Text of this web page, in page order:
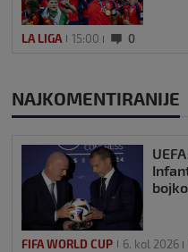
LA LIGA 15:00 0
NAJKOMENTIRANIJE
FIFA WORLD CUP 6. kol 2026